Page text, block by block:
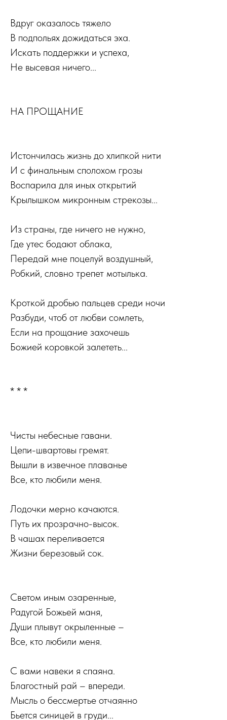
Вдруг оказалось тяжело
В подпольях дожидаться эха.
Искать поддержки и успеха,
Не высевая ничего...
НА ПРОЩАНИЕ
Истончилась жизнь до хлипкой нити
И с финальным сполохом грозы
Воспарила для иных открытий
Крылышком микронным стрекозы...
Из страны, где ничего не нужно,
Где утес бодают облака,
Передай мне поцелуй воздушный,
Робкий, словно трепет мотылька.
Кроткой дробью пальцев среди ночи
Разбуди, чтоб от любви сомлеть,
Если на прощание захочешь
Божией коровкой залететь...
* * *
Чисты небесные гавани.
Цепи-швартовы гремят.
Вышли в извечное плаванье
Все, кто любили меня.
Лодочки мерно качаются.
Путь их прозрачно-высок.
В чашах переливается
Жизни березовый сок.
Светом иным озаренные,
Радугой Божьей маня,
Души плывут окрыленные –
Все, кто любили меня.
С вами навеки я спаяна.
Благостный рай – впереди.
Мысль о бессмертье отчаянно
Бьется синицей в груди...